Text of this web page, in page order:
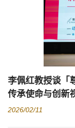
李佩红教授谈
传承使命与创新
2026/02/11